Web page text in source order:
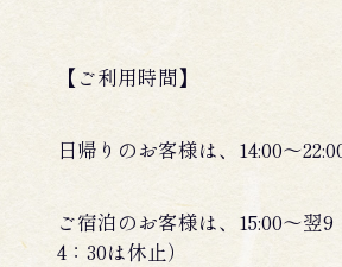
【ご利用時間】
日帰りのお客様は、14:00～
ご宿泊のお客様は、15:00～翌9
4：30は休止）